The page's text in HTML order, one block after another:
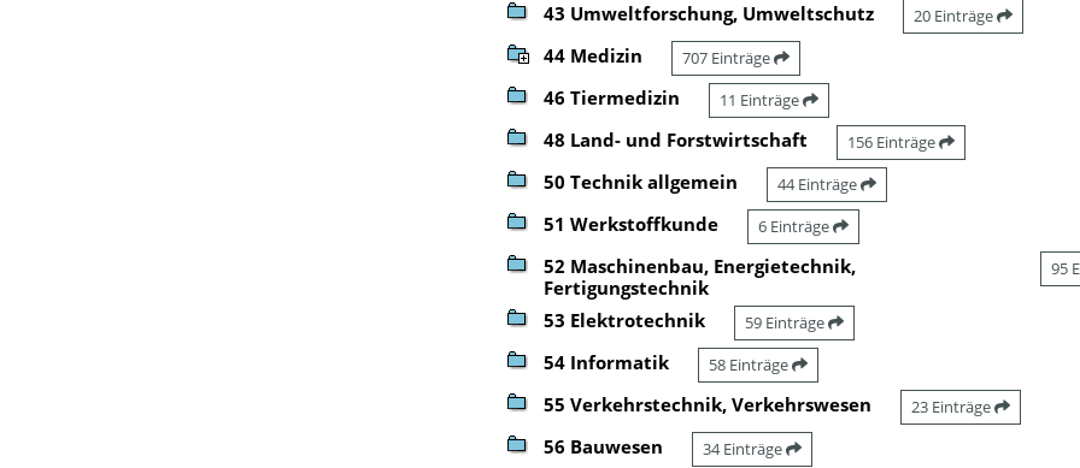
43 Umweltforschung, Umweltschutz 20 Einträge
44 Medizin 707 Einträge
46 Tiermedizin 11 Einträge
48 Land- und Forstwirtschaft 156 Einträge
50 Technik allgemein 44 Einträge
51 Werkstoffkunde 6 Einträge
52 Maschinenbau, Energietechnik,
Fertigungstechnik
95
53 Elektrotechnik 59 Einträge
54 Informatik 58 Einträge
55 Verkehrstechnik, Verkehrswesen 23 Einträge
56 Bauwesen 34 Einträge